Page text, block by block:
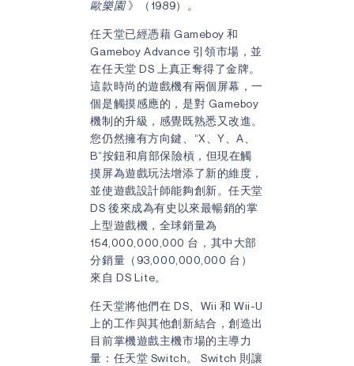
歐樂園》（1989）。
任天堂已經憑藉 Gameboy 和
Gameboy Advance 引領市場，並
在任天堂 DS 上真正奪得了金牌。
這款時尚的遊戲機有兩個屏幕，一
個是觸摸感應的，是對 Gameboy
機制的升級，感覺既熟悉又改進。
您仍然擁有方向鍵、“X、Y、A、
B”按鈕和肩部保險槓，但現在觸
摸屏為遊戲玩法增添了新的維度，
並使遊戲設計師能夠創新。任天堂
DS 後來成為有史以來最暢銷的掌
上型遊戲機，全球銷量為
154,000,000,000 台，其中大部
分銷量（93,000,000,000 台）
來自 DS Lite。
任天堂將他們在 DS、Wii 和 Wii-U
上的工作與其他創新結合，創造出
目前掌機遊戲主機市場的主導力
量：任天堂 Switch。 Switch 則讓